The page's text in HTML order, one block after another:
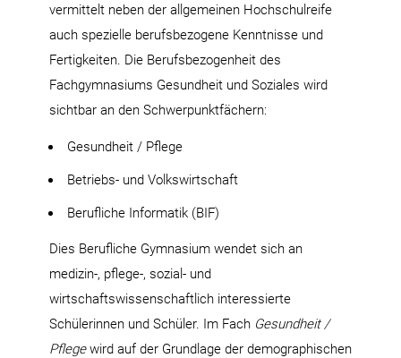
vermittelt neben der allgemeinen Hochschulreife
auch spezielle berufsbezogene Kenntnisse und
Fertigkeiten. Die Berufsbezogenheit des
Fachgymnasiums Gesundheit und Soziales wird
sichtbar an den Schwerpunktfächern:
Gesundheit / Pflege
Betriebs- und Volkswirtschaft
Berufliche Informatik (BIF)
Dies Berufliche Gymnasium wendet sich an
medizin-, pflege-, sozial- und
wirtschaftswissenschaftlich interessierte
Schülerinnen und Schüler. Im Fach Gesundheit /
Pflegewird auf der Grundlage der demographischen